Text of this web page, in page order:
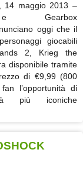
14 maggio 2013 –
oggi che il
giocabili
2, Krieg the
disponibile tramite
di €9,99 (800
l’opportunità di
più iconiche